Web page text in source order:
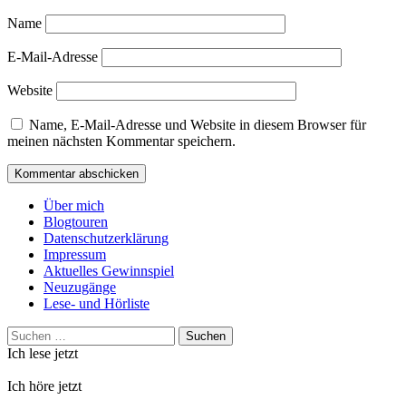
Name
E-Mail-Adresse
Website
Name, E-Mail-Adresse und Website in diesem Browser für
meinen nächsten Kommentar speichern.
Über mich
Blogtouren
Datenschutzerklärung
Impressum
Aktuelles Gewinnspiel
Neuzugänge
Lese- und Hörliste
Suchen
nach:
Ich lese jetzt
Ich höre jetzt